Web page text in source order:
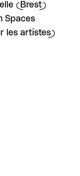
(Brest)
Spaces
les artistes)